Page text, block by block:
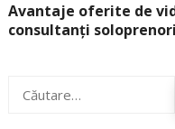
Avantaje oferite de
consultanți soloprenori
după: